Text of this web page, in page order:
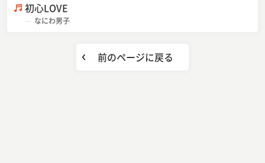
初心LOVE
なにわ男子
前のページに戻る